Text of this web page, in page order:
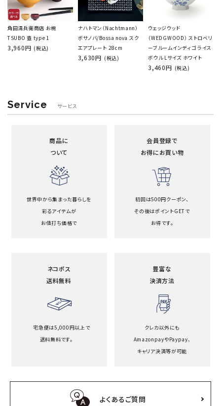
角田清兵衛商店 お椀
TSUBO 壺 type 1
3,960円 (税込)
ナハトマン（Nachtmann）
ボサノバ/Bossa nova スク
エアプレート 28cm
3,630円 (税込)
ウェッジウッド
（WEDGWOOD） ストロベリ
ーブルームインディゴ ライス
ボウル Lサイズ ホワイト
3,460円 (税込)
Service サービス
商品に
ついて
世界中から集まった暮らしを
彩るアイテムが
お値打ち価格で
会員登録で
お得にお買い物
初回は500円クーポン、
その後はポイントGETで
お得です。
ネコポス
送料無料
宅急便は5,000円以上で
送料無料です。
豊富な
決済方法
クレカ以外にも
AmazonpayやPaypay、
キャリア決済等が可能
よくあるご質問